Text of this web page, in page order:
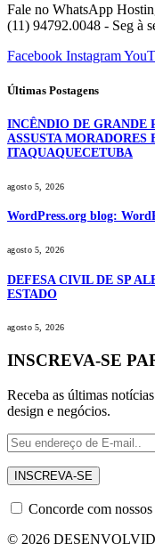
Fale no WhatsApp
(11) 94792.0048 - Seg à
Facebook Instagram
Últimas Postagens
INCÊNDIO DE GRANDE
ASSUSTA
ITAQUAQUECETUBA
agosto 5, 2026
WordPress.org blog:
agosto 5, 2026
DEFESA CIVIL DE SP
ESTADO
agosto 5, 2026
INSCREVA-SE
Receba as últimas
design e negócios.
Concorde com
© 2026